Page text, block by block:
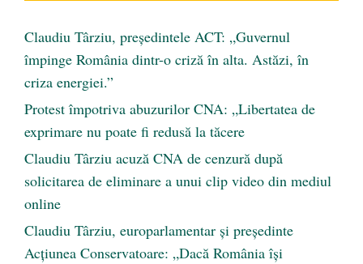
Claudiu Târziu, președintele ACT: „Guvernul
împinge România dintr-o criză în alta. Astăzi, în
criza energiei.”
Protest împotriva abuzurilor CNA: „Libertatea de
exprimare nu poate fi redusă la tăcere
Claudiu Târziu acuză CNA de cenzură după
solicitarea de eliminare a unui clip video din mediul
online
Claudiu Târziu, europarlamentar și președinte
Acțiunea Conservatoare: „Dacă România își